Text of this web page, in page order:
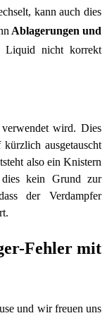
kann auch dies
Ablagerungen und
Liquid nicht korrekt
wird. Dies
ausgetauscht
also ein Knistern
kein Grund zur
der Verdampfer
Fehler mit
und wir freuen uns